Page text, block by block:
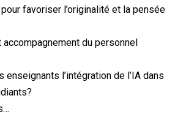
favoriser l’originalité et la pensée
du personnel
enseignants l’intégration de l’IA dans